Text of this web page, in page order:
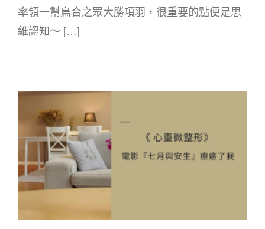
率領一幫烏合之眾大勝項羽，很重要的點便是思
維認知～ […]